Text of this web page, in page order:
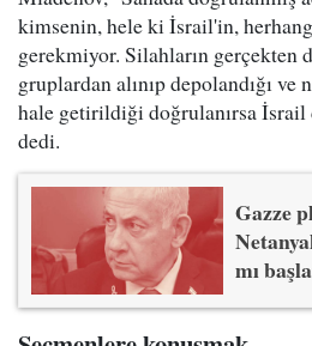
kimsenin, hele ki İsrail'in,
gerekmiyor. Silahların gerçekten
gruplardan alınıp depolandığı
hale getirildiği doğrulanırsa
dedi.
Gazze
mı